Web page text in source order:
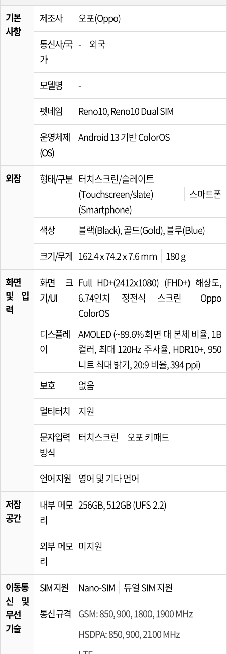
기본
사항
제조사
오포(Oppo)
통신사/국
가
- 외국
모델명
-
펫네임
Reno10, Reno10 Dual SIM
운영체제
(OS)
Android 13 기반 ColorOS
외장 형태/구분 터치스크린/슬레이트
(Touchscreen/slate)
스마트폰
(Smartphone)
색상
블랙(Black), 골드(Gold), 블루(Blue)
크기/무게 162.4 x 74.2 x 7.6 mm
180 g
화면
및 입
력
화면 크
기/UI
Full HD+(2412x1080) (FHD+) 해상도,
6.74인치 정전식 스크린
Oppo
ColorOS
디스플레
이
AMOLED (~89.6% 화면 대 본체 비율, 1B
컬러, 최대 120Hz 주사율, HDR10+, 950
니트 최대 밝기, 20:9 비율, 394 ppi)
보호
없음
멀티터치
지원
문자입력
방식
터치스크린 오포 키패드
언어 지원 영어 및 기타 언어
저장
공간
내부 메모
리
256GB, 512GB (UFS 2.2)
외부 메모
리
미지원
이동통
신 및
무선
기술
SIM 지원 Nano-SIM
듀얼 SIM 지원
통신 규격 GSM: 850, 900, 1800, 1900 MHz
HSDPA: 850, 900, 2100 MHz